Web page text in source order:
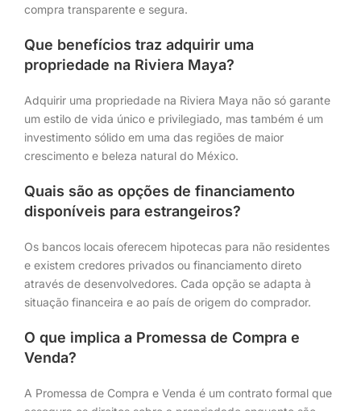
compra transparente e segura.
Que benefícios traz adquirir uma
propriedade na Riviera Maya?
Adquirir uma propriedade na Riviera Maya não só garante
um estilo de vida único e privilegiado, mas também é um
investimento sólido em uma das regiões de maior
crescimento e beleza natural do México.
Quais são as opções de financiamento
disponíveis para estrangeiros?
Os bancos locais oferecem hipotecas para não residentes
e existem credores privados ou financiamento direto
através de desenvolvedores. Cada opção se adapta à
situação financeira e ao país de origem do comprador.
O que implica a Promessa de Compra e
Venda?
A Promessa de Compra e Venda é um contrato formal que